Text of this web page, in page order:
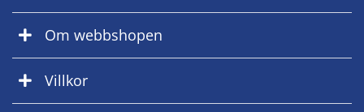
Om webbshopen
Villkor